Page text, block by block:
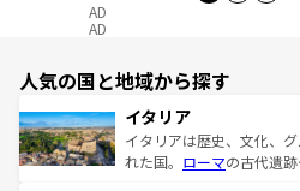
AD
AD
人気の国と地域から探す
イタリア
イタリアは歴史、文化、
れた国。 ローマの古代遺